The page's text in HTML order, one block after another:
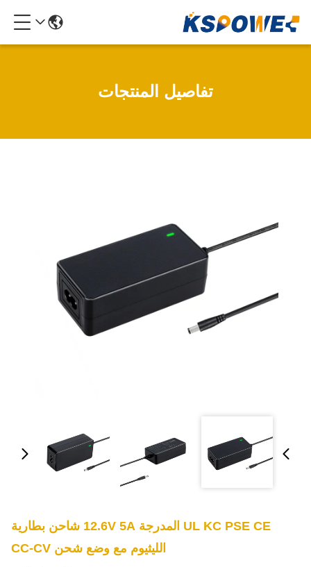
تفاصيل المنتجات
UL KC PSE CE المدرجة 12.6V 5A شاحن بطارية
الليثيوم مع وضع شحن CC-CV